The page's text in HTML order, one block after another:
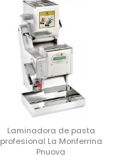
Laminadora de pasta
profesional La Monferrina
Pnuova